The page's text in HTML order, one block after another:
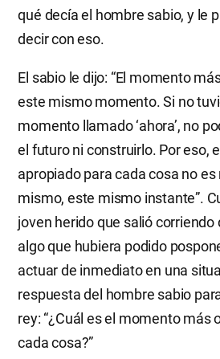
qué decía el hombre sabio, y le
decir con eso.
El sabio le dijo: “El momento
este mismo momento. Si no
momento llamado ‘ahora’, no
el futuro ni construirlo. Por eso,
apropiado para cada cosa no
mismo, este mismo instante”.
joven herido que salió corriendo
algo que hubiera podido
actuar de inmediato en una
respuesta del hombre sabio
rey: “¿Cuál es el momento más
cada cosa?”